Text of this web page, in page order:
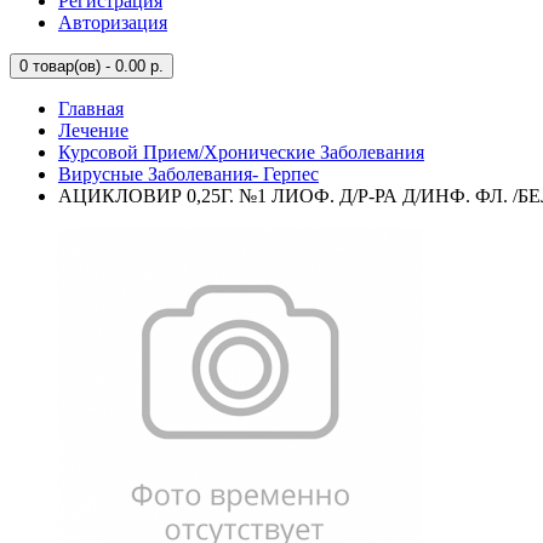
Авторизация
0 товар(ов) - 0.00 р.
Главная
Лечение
Курсовой Прием/Хронические Заболевания
Вирусные Заболевания- Герпес
АЦИКЛОВИР 0,25Г. №1 ЛИОФ. Д/Р-РА Д/ИНФ. ФЛ. /